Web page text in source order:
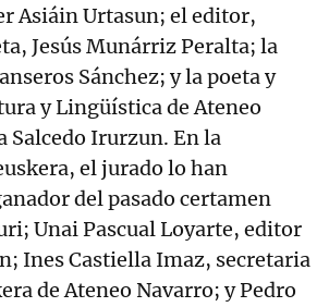
Asiáin Urtasun; el editor,
Jesús Munárriz Peralta; la
Sánchez; y la poeta y
y Lingüística de Ateneo
Salcedo Irurzun. En la
el jurado lo han
del pasado certamen
Unai Pascual Loyarte, editor
Ines Castiella Imaz, secretaria
de Ateneo Navarro; y Pedro